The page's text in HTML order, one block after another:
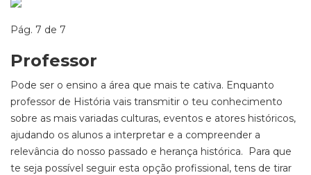
Pág. 7 de 7
Professor
Pode ser o ensino a área que mais te cativa. Enquanto
professor de História vais transmitir o teu conhecimento
sobre as mais variadas culturas, eventos e atores históricos,
ajudando os alunos a interpretar e a compreender a
relevância do nosso passado e herança histórica. Para que
te seja possível seguir esta opção profissional, tens de tirar